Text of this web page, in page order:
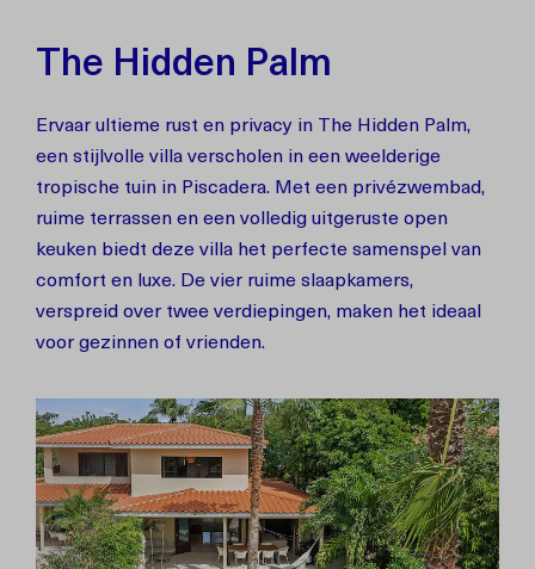
The Hidden Palm
Ervaar ultieme rust en privacy in The Hidden Palm,
een stijlvolle villa verscholen in een weelderige
tropische tuin in Piscadera. Met een privézwembad,
ruime terrassen en een volledig uitgeruste open
keuken biedt deze villa het perfecte samenspel van
comfort en luxe. De vier ruime slaapkamers,
verspreid over twee verdiepingen, maken het ideaal
voor gezinnen of vrienden.